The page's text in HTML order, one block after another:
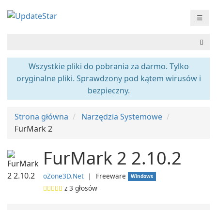
☰
Wszystkie pliki do pobrania za darmo. Tylko
oryginalne pliki. Sprawdzony pod kątem wirusów i
bezpieczny.
Strona główna
Narzędzia Systemowe
FurMark 2
FurMark 2 2.10.2
oZone3D.Net ❘ Freeware Windows
z 3 głosów